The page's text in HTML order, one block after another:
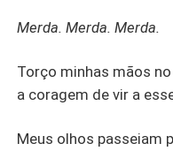
Merda. Merda. Merda.
Torço minhas mãos
a coragem de vir a
Meus olhos passeiam